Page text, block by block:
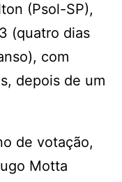
(Psol-SP),
(quatro dias
com
depois de um
de votação,
Motta